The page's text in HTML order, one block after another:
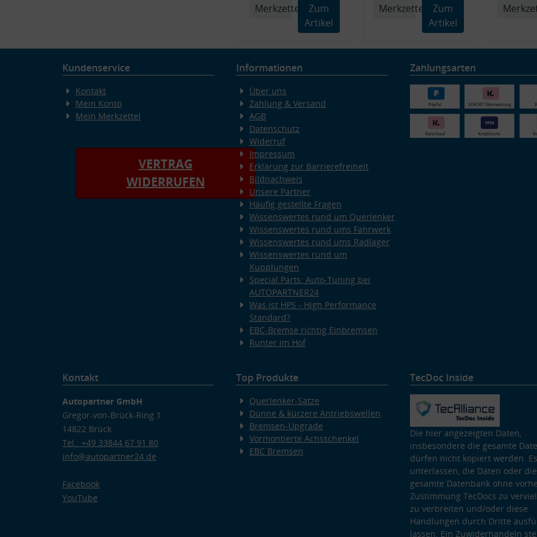
Merkzettel
Zum
Artikel
Merkzettel
Zum
Artikel
Kundenservice
Kontakt
Mein Konto
Mein Merkzettel
VERTRAG
WIDERRUFEN
Informationen
Über uns
Zahlung & Versand
AGB
Datenschutz
Widerruf
Impressum
Erklärung zur Barrierefreiheit
Bildnachweis
Unsere Partner
Häufig gestellte Fragen
Wissenswertes rund um Querlenker
Wissenswertes rund ums Fahrwerk
Wissenswertes rund ums Radlager
Wissenswertes rund um
Kupplungen
Special Parts: Auto-Tuning bei
AUTOPARTNER24
Was ist HPS - High Performance
Standard?
EBC-Bremse richtig Einbremsen
Runter im Hof
Zahlungsarten
Kontakt
Autopartner GmbH
Gregor-von-Brück-Ring 1
14822 Brück
Tel.: +49 33844 67 91 80
info@autopartner24.de
Facebook
YouTube
Top Produkte
Querlenker-Sätze
Dünne & kürzere Antriebswellen
Bremsen-Upgrade
Vormontierte Achsschenkel
EBC Bremsen
TecDoc Inside
Die hier angezeigten Daten,
insbesondere die gesamte
dürfen nicht kopiert werden.
unterlassen, die Daten oder die
gesamte Datenbank ohne
Zustimmung TecDocs zu
zu verbreiten und/oder diese
Handlungen durch Dritte
lassen. Ein Zuwiderhandeln